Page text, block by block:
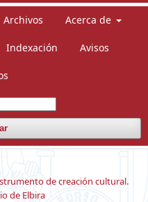
Archivos Acerca de
Indexación Avisos
de creación cultural.
de Elbira